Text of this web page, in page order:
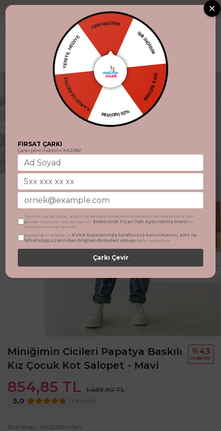
"Aynı gün
Miniğimin Cicileri Papatya Baskılı
Kız Çocuk Kot Salopet - Mavi
854,85 TL 1.489,90 TL
%43
i̇ndi̇ri̇m
5,0 (1 Yorum)
Stok Kodu
mc6050-Mavi
150₺ İNDİRİM
50₺ İNDİRİM
100 ₺ İNDİRİM
%20 İNDİRİM
KARGO ÜCRETSİZ
YENİYIL HEDİYE
FIRSAT ÇARKI
Çarkı çevir indirimi KAZAN!
Tanıtım, pazarlama, reklam ve benzeri amaçlarla tarafıma ticari elektronik ileti
gönderilmesine izin veriyorum. Elektronik Ticari İleti Aydınlatma Metni 'ni
okudum onay veriyorum.
Paylaştığım bilgilerin KVKK kapsamında tarafınızca korunmasını, sms ve
WhatsApp üzerinden bilgilendirmeleri almayı kabul ediyorum.
Çarkı Çevir